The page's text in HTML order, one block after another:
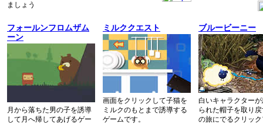
ましょう
フォールンフロムザム
ーン
月から落ちた男の子を誘導
して月へ帰してあげるゲー
ミルククエスト
画面をクリックして子猫を
ミルクのもとまで誘導する
ゲームです。
ブルービーニー
白いキャラクター
られた帽子を取り
の旅にでるクリッ